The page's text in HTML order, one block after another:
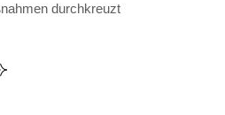
durchkreuzt